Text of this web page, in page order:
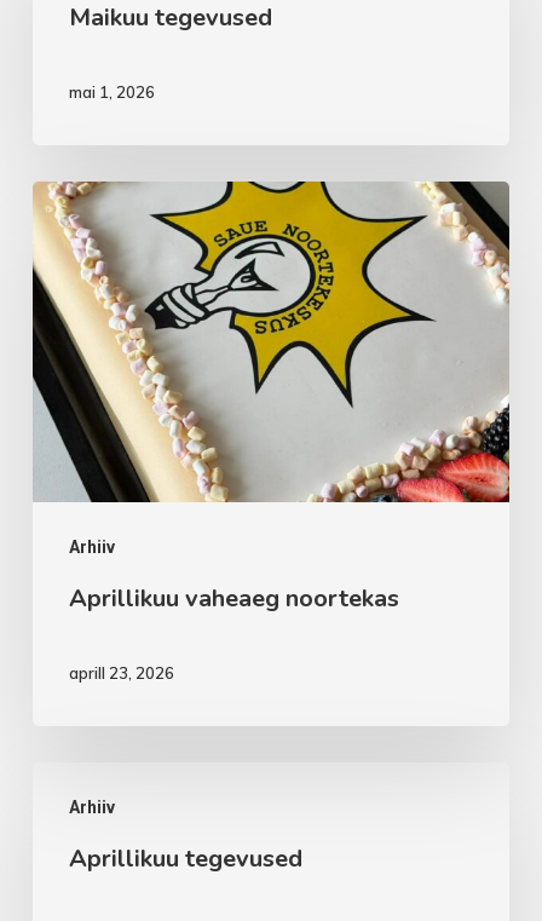
Maikuu tegevused
mai 1, 2026
Arhiiv
Aprillikuu
vaheaeg
noortekas
Aprillikuu vaheaeg noortekas
aprill 23, 2026
Arhiiv
tegevused
Aprillikuu tegevused